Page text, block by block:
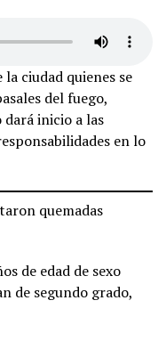
ciudad quienes se
del fuego,
inicio a las
en lo
quemadas
de edad de sexo
de segundo grado,